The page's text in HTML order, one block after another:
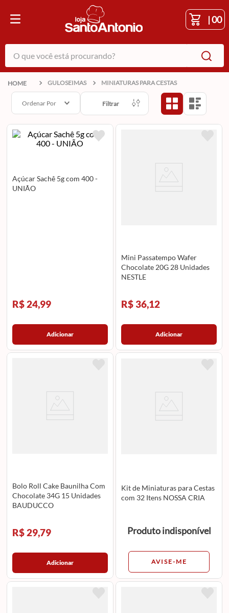
|00
O que você está procurando?
GULOSEIMAS MINIATURAS PARA CESTAS
Ordenar Por Filtrar
Açúcar Sachê 5g com 400 -
UNIÃO
R$ 24,99
Adicionar
Mini Passatempo Wafer
Chocolate 20G 28 Unidades
NESTLE
R$ 36,12
Adicionar
Bolo Roll Cake Baunilha Com
Chocolate 34G 15 Unidades
BAUDUCCO
R$ 29,79
Adicionar
Kit de Miniaturas para Cestas
com 32 Itens NOSSA CRIA
Produto indisponível
AVISE-ME